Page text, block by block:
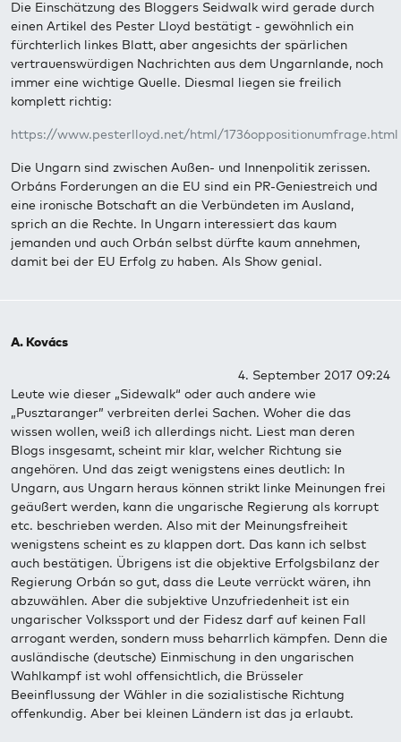
Die Einschätzung des Bloggers Seidwalk wird gerade durch
einen Artikel des Pester Lloyd bestätigt - gewöhnlich ein
fürchterlich linkes Blatt, aber angesichts der spärlichen
vertrauenswürdigen Nachrichten aus dem Ungarnlande, noch
immer eine wichtige Quelle. Diesmal liegen sie freilich
komplett richtig:
https://www.pesterlloyd.net/html/1736oppositionumfrage.html
Die Ungarn sind zwischen Außen- und Innenpolitik zerissen.
Orbáns Forderungen an die EU sind ein PR-Geniestreich und
eine ironische Botschaft an die Verbündeten im Ausland,
sprich an die Rechte. In Ungarn interessiert das kaum
jemanden und auch Orbán selbst dürfte kaum annehmen,
damit bei der EU Erfolg zu haben. Als Show genial.
A. Kovács
4. September 2017 09:24
Leute wie dieser „Sidewalk“ oder auch andere wie
„Pusztaranger” verbreiten derlei Sachen. Woher die das
wissen wollen, weiß ich allerdings nicht. Liest man deren
Blogs insgesamt, scheint mir klar, welcher Richtung sie
angehören. Und das zeigt wenigstens eines deutlich: In
Ungarn, aus Ungarn heraus können strikt linke Meinungen frei
geäußert werden, kann die ungarische Regierung als korrupt
etc. beschrieben werden. Also mit der Meinungsfreiheit
wenigstens scheint es zu klappen dort. Das kann ich selbst
auch bestätigen. Übrigens ist die objektive Erfolgsbilanz der
Regierung Orbán so gut, dass die Leute verrückt wären, ihn
abzuwählen. Aber die subjektive Unzufriedenheit ist ein
ungarischer Volkssport und der Fidesz darf auf keinen Fall
arrogant werden, sondern muss beharrlich kämpfen. Denn die
ausländische (deutsche) Einmischung in den ungarischen
Wahlkampf ist wohl offensichtlich, die Brüsseler
Beeinflussung der Wähler in die sozialistische Richtung
offenkundig. Aber bei kleinen Ländern ist das ja erlaubt.